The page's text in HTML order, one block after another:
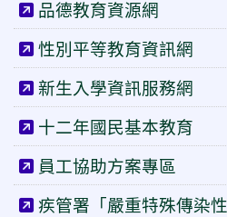
品德教育資源網
性別平等教育資訊網
新生入學資訊服務網
十二年國民基本教育
員工協助方案專區
疾管署「嚴重特殊傳染